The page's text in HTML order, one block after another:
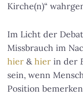
Kirche(n)“
Im Licht der
Missbrauch im
hier &hier in der
sein, wenn
Position